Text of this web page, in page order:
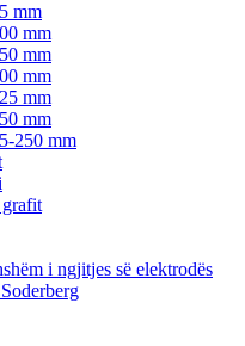
mm
mm
mm
mm
mm
mm
250 mm
grafit
i ngjitjes së elektrodës